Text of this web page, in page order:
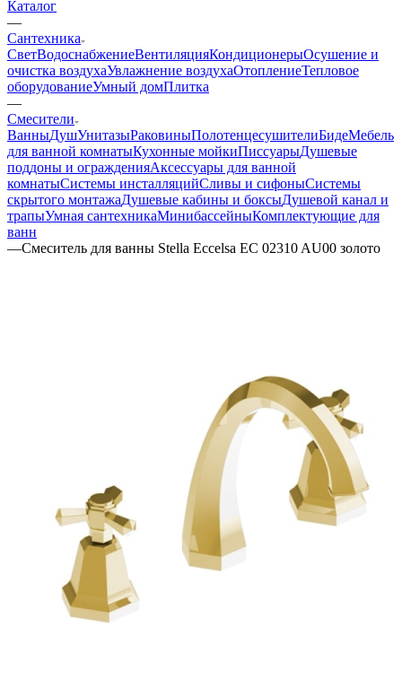
Каталог
—
Сантехника
СветВодоснабжениеВентиляцияКондиционерыОсушение и
очистка воздухаУвлажнение воздухаОтоплениеТепловое
оборудованиеУмный домПлитка
—
Смесители
ВанныДушУнитазыРаковиныПолотенцесушителиБидеМебель
для ванной комнатыКухонные мойкиПиссуарыДушевые
поддоны и огражденияАксессуары для ванной
комнатыСистемы инсталляцийСливы и сифоныСистемы
скрытого монтажаДушевые кабины и боксыДушевой канал и
трапыУмная сантехникаМинибассейныКомплектующие для
ванн
—Смеситель для ванны Stella Eccelsa EC 02310 AU00 золото